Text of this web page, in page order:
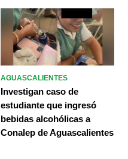
AGUASCALIENTES
Investigan caso de
estudiante que ingresó
bebidas alcohólicas a
Conalep de Aguascalientes